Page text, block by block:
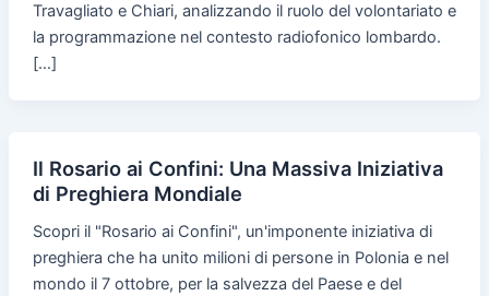
Travagliato e Chiari, analizzando il ruolo del volontariato e
la programmazione nel contesto radiofonico lombardo.
[…]
Il Rosario ai Confini: Una Massiva Iniziativa
di Preghiera Mondiale
Scopri il "Rosario ai Confini", un'imponente iniziativa di
preghiera che ha unito milioni di persone in Polonia e nel
mondo il 7 ottobre, per la salvezza del Paese e del